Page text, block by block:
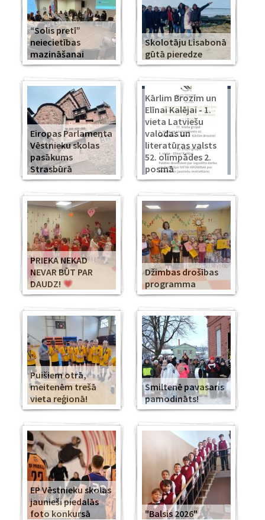
“Solis pretī”
neiecietības
mazināšanai
Skolotāju Lisabonā
gūtā pieredze
Eiropas Parlamenta
Vēstnieku skolas
pasākums
Strasbūrā
Kārlim Brozim un
Elīnai Kalējai - 1.
vieta Latviešu
valodas un
literatūras valsts
52. olimpādes 2.
posmā
PRIEKA NEKAD
NEVAR BŪT PAR
DAUDZ!
Džimbas drošības
programma
Puišiem otrā,
meitenēm trešā
vieta reģionā!
Smiltenē pavasaris
pamodināts!
EP Vēstnieku skolas
jaunieši piedalās
foto konkursā
"Balsis 2026"